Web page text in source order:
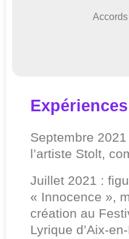
Expériences
Septembre
l’artiste Stolt,
Juillet 2021 :
« Innocence »,
création au
Lyrique d’Aix-